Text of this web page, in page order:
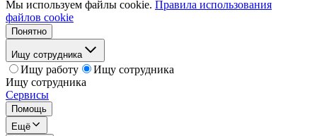
Мы используем файлы cookie. Правила использования
файлов cookie
Понятно
Ищу сотрудника
Ищу работу
Ищу сотрудника
Ищу сотрудника
Сервисы
Помощь
Ещё